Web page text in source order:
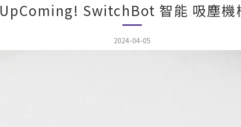
UpComing! SwitchBot 智能 吸塵機
2024-04-05